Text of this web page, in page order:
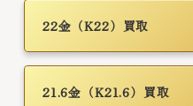
22金（K22）買取
21.6金（K21.6）買取